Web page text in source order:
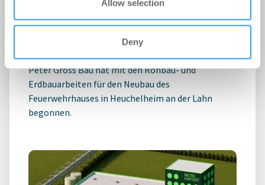
Allow selection
Deny
Quadratmeter großes
Feuerwehrhaus in Heuchelheim
Industrie | Projekte-21.07.2026
Peter Gross Bau hat mit den Rohbau- und
Erdbauarbeiten für den Neubau des
Feuerwehrhauses in Heuchelheim an der Lahn
begonnen.